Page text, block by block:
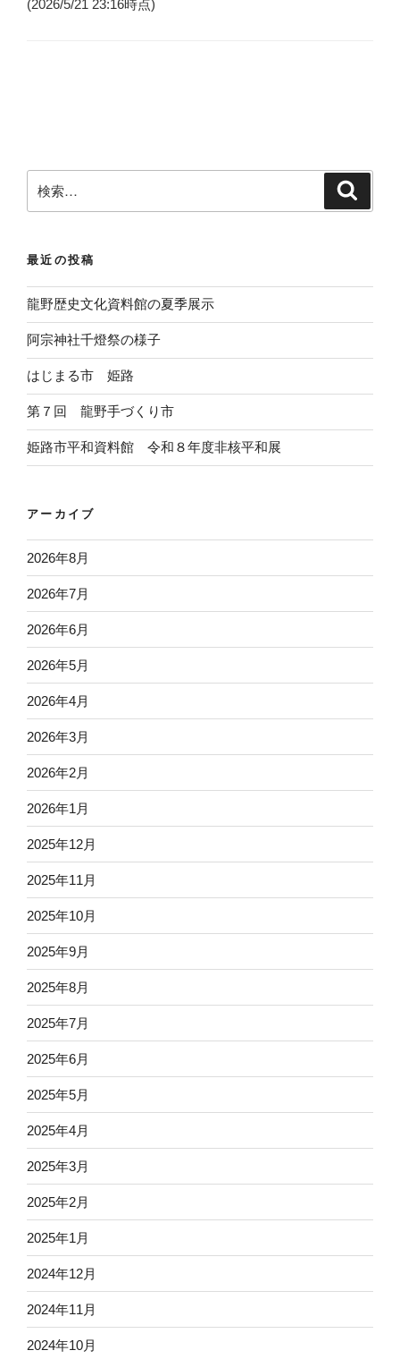
(2026/5/21 23:16時点)
最近の投稿
龍野歴史文化資料館の夏季展示
阿宗神社千燈祭の様子
はじまる市 姫路
第７回 龍野手づくり市
姫路市平和資料館 令和８年度非核平和展
アーカイブ
2026年8月
2026年7月
2026年6月
2026年5月
2026年4月
2026年3月
2026年2月
2026年1月
2025年12月
2025年11月
2025年10月
2025年9月
2025年8月
2025年7月
2025年6月
2025年5月
2025年4月
2025年3月
2025年2月
2025年1月
2024年12月
2024年11月
2024年10月